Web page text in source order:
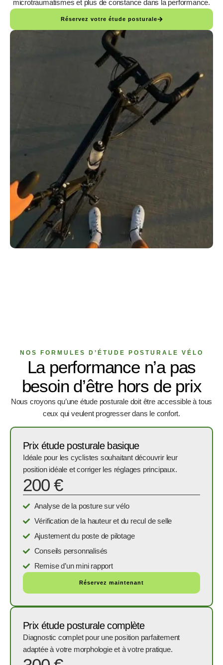
microtraumatismes et plus de constance dans la performance.
Réservez votre étude posturale
NOS FORMULES D’ÉTUDE POSTURALE VÉLO
La performance n’a pas
besoin d’être hors de prix
Nous croyons qu’une étude posturale doit être accessible à tous
ceux qui veulent progresser dans le confort.
Prix étude posturale basique
Idéale pour les cyclistes souhaitant découvrir leur
position idéale et corriger les réglages principaux.
200 €
Analyse de la posture sur vélo
Vérification de la hauteur et du recul de selle
Ajustement du poste de pilotage
Conseils personnalisés
Remise d’un mini rapport
Réservez maintenant
Prix étude posturale complète
Diagnostic complet pour une position parfaitement
adaptée à votre morphologie et à votre pratique.